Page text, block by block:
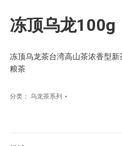
冻顶乌龙100g
冻顶乌龙茶台湾高山茶浓香型
粮茶
分类： 乌龙茶系列